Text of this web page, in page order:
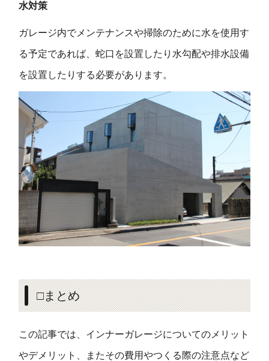
水対策
ガレージ内でメンテナンスや掃除のために水を使用す
る予定であれば、蛇口を設置したり水勾配や排水設備
を設置したりする必要があります。
□まとめ
この記事では、インナーガレージについてのメリット
やデメリット、またその費用やつくる際の注意点など